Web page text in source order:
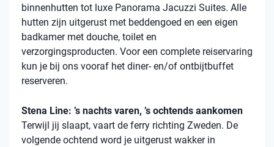
binnenhutten tot luxe Panorama Jacuzzi Suites. Alle
hutten zijn uitgerust met beddengoed en een eigen
badkamer met douche, toilet en
verzorgingsproducten. Voor een complete reiservaring
kun je bij ons vooraf het diner- en/of ontbijtbuffet
reserveren.
Stena Line: ’s nachts varen, ’s ochtends aankomen
Terwijl jij slaapt, vaart de ferry richting Zweden. De
volgende ochtend word je uitgerust wakker in